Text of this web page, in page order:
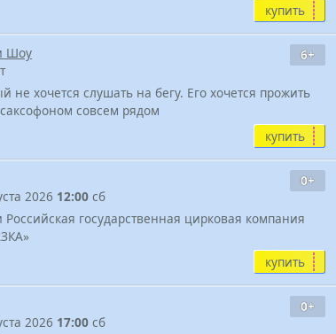
купить
6+
Шоу
не хочется слушать на бегу. Его хочется прожить
совсем рядом
купить
0+
2026 12:00 сб
государственная цирковая компания
купить
0+
2026 17:00 сб